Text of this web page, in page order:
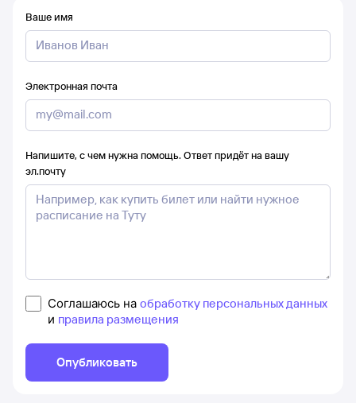
Ваше имя
Электронная почта
Напишите, с чем нужна помощь. Ответ придёт на вашу
эл.почту
Соглашаюсь на обработку персональных данных
и правила размещения
Опубликовать